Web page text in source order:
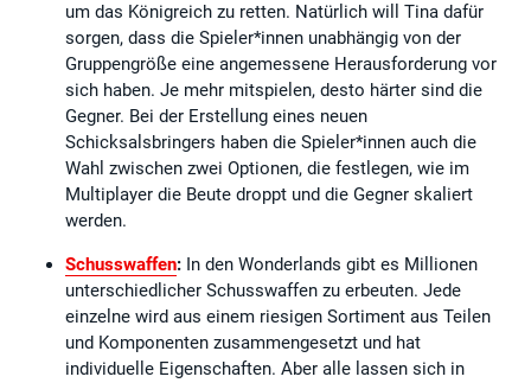
um das Königreich zu retten. Natürlich will Tina dafür
sorgen, dass die Spieler*innen unabhängig von der
Gruppengröße eine angemessene Herausforderung vor
sich haben. Je mehr mitspielen, desto härter sind die
Gegner. Bei der Erstellung eines neuen
Schicksalsbringers haben die Spieler*innen auch die
Wahl zwischen zwei Optionen, die festlegen, wie im
Multiplayer die Beute droppt und die Gegner skaliert
werden.
Schusswaffen: In den Wonderlands gibt es Millionen
unterschiedlicher Schusswaffen zu erbeuten. Jede
einzelne wird aus einem riesigen Sortiment aus Teilen
und Komponenten zusammengesetzt und hat
individuelle Eigenschaften. Aber alle lassen sich in